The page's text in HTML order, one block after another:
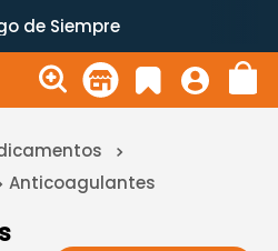
de Siempre
Anticoagulantes